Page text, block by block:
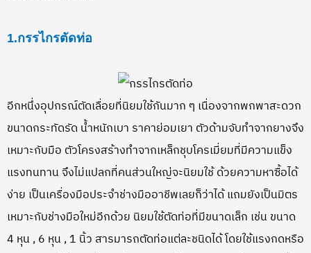
1.กรรไกรตัดท่อ
อีกหนึ่งอุปกรณ์ตัดเลื่อยที่นิยมใช้กันมาก ๆ เนื่องจากพกพาสะดวก
ขนาดกระทัดรัด น้ำหนักเบา ราคาย่อมเยา ตัวด้ามจับทำจากยางจึง
เหมาะกับมือ ตัวโครงสร้างทำจากเหล็กชุบโครเมี่ยมที่มีความแข็ง
แรงทนทาน จึงไม่แปลกที่คนส่วนใหญ่จะนิยมใช้ ด้วยความหาซื้อได้
ง่าย เป็นเครื่องมือประจำช่างมืออาชีพเลยก็ว่าได้ แถมยังเป็นมิตร
เหมาะกับช่างมือใหม่อีกด้วย นิยมใช้ตัดท่อที่มีขนาดเล็ก เช่น ขนาด
4 หุน , 6 หุน , 1 นิ้ว สารมารถตัดท่อแต่ละชนิดได้ โดยใช้แรงกดหรือ